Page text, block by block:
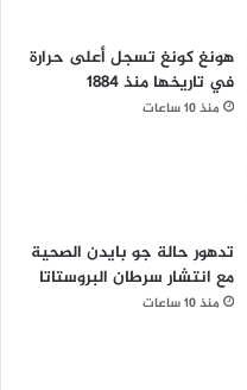
هونغ كونغ تسجل أعلى حرارة
في تاريخها منذ 1884
منذ 10 ساعات
تدهور حالة جو بايدن الصحية
مع انتشار سرطان البروستاتا
منذ 10 ساعات